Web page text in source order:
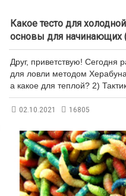
Какое тесто для
основы для начинающих
Друг, приветствую! Сегодня
для ловли методом
а какое для теплой? 2)
02.10.2021 16805